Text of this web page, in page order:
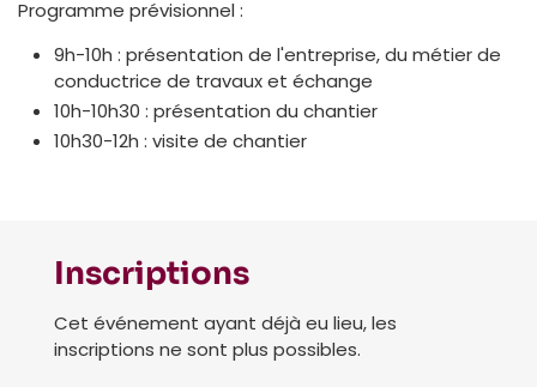
Programme prévisionnel :
9h-10h : présentation de l'entreprise, du métier de
conductrice de travaux et échange
10h-10h30 : présentation du chantier
10h30-12h : visite de chantier
Inscriptions
Cet événement ayant déjà eu lieu, les
inscriptions ne sont plus possibles.